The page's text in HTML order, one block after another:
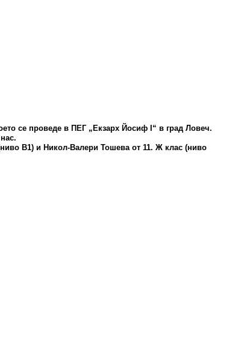
се проведе в ПЕГ „Екзарх Йосиф I“ в град Ловеч.
В1) и Никол-Валери Тошева от 11. Ж клас (ниво